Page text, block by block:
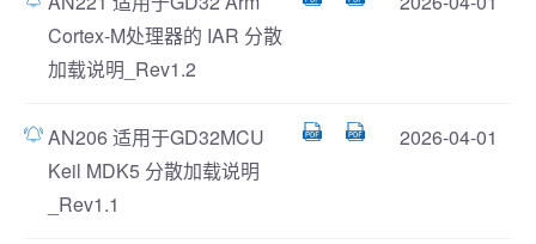
Cortex-M处理器的 IAR 分散
加载说明_Rev1.2
AN206 适用于GD32MCU
Keil MDK5 分散加载说明
_Rev1.1
2026-04-01